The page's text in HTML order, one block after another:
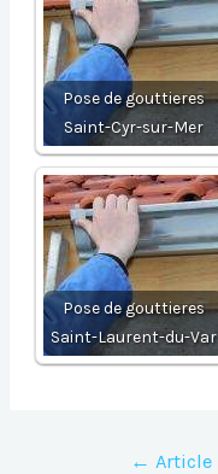
Pose de gouttieres
Saint-Cyr-sur-Mer
Pose de gouttieres
Saint-Laurent-du-Var
Navigation
← Article